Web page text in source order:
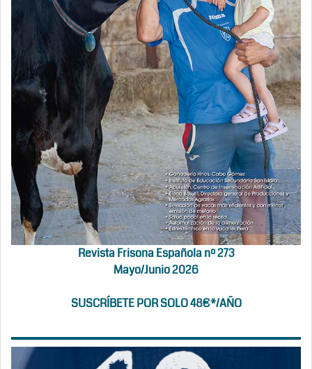
Revista Frisona Española nº 273
Mayo/Junio 2026
SUSCRÍBETE POR SOLO 48€*/AÑO